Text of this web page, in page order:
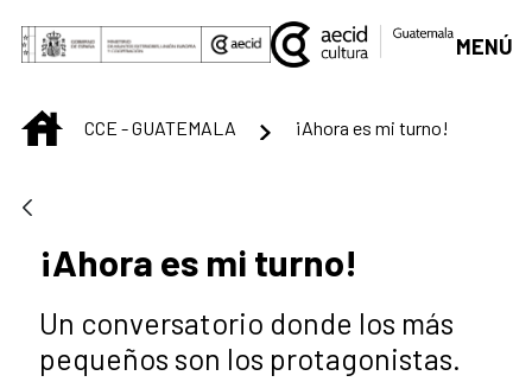
Saltar al contenido principal
MENÚ
INICIOCCE - GUATEMALA ¡Ahora es mi turno!
¡Ahora es mi turno!
Un conversatorio donde los más
pequeños son los protagonistas.